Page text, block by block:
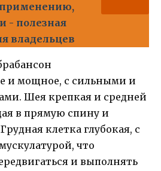
применению,
- полезная
владельцев
и мощное, с сильными и
Шея крепкая и средней
в прямую спину и
клетка глубокая, с
что
и выполнять